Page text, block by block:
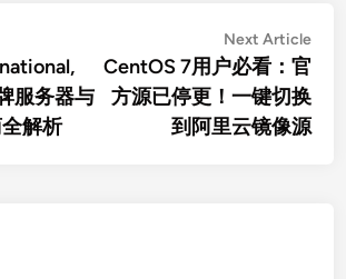
服务器与
解析
Next Article
CentOS 7用户必看：官
方源已停更！一键切换
到阿里云镜像源